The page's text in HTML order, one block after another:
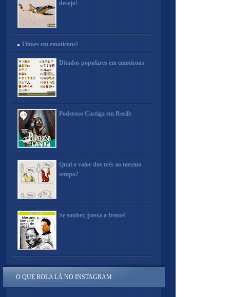
desejo!
Filmes em emoticons!
Ditados populares em emoticons
Poderoso Castiga em Recife
Qual o valor dos três ao mesmo
tempo?
Se souber, passa a frente!
O QUE ROLA LÁ NO INSTAGRAM